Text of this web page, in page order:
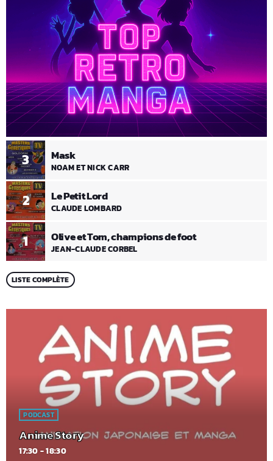
1 Olive et Tom, champions de foot
JEAN-CLAUDE CORBEL
2 Le Petit Lord
CLAUDE LOMBARD
3 Mask
NOAM ET NICK CARR
LISTE COMPLÈTE
PODCAST
Anime Story
17:30 - 18:30